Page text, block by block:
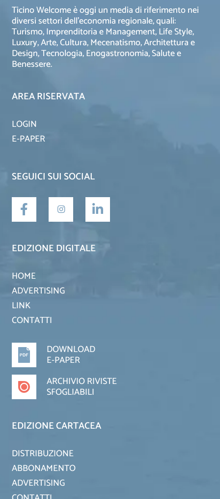
Ticino Welcome è oggi un media di riferimento nei
diversi settori dell’economia regionale, quali:
Turismo, Imprenditoria e Management, Life Style,
Luxury, Arte, Cultura, Mecenatismo, Architettura e
Design, Tecnologia, Enogastronomia, Salute e
Benessere.
AREA RISERVATA
LOGIN
E-PAPER
SEGUICI SUI SOCIAL
EDIZIONE DIGITALE
HOME
ADVERTISING
LINK
CONTATTI
DOWNLOAD
E-PAPER
ARCHIVIO RIVISTE
SFOGLIABILI
EDIZIONE CARTACEA
DISTRIBUZIONE
ABBONAMENTO
ADVERTISING